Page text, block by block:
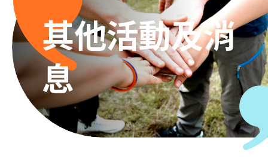
主頁
本會服務
其他活動及消
息